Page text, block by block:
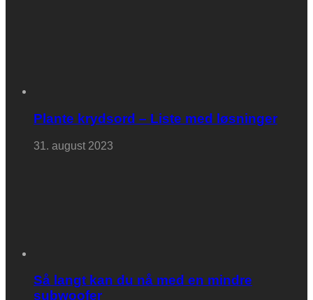
Plante krydsord – Liste med løsninger
31. august 2023
Så langt kan du nå med en mindre
subwoofer